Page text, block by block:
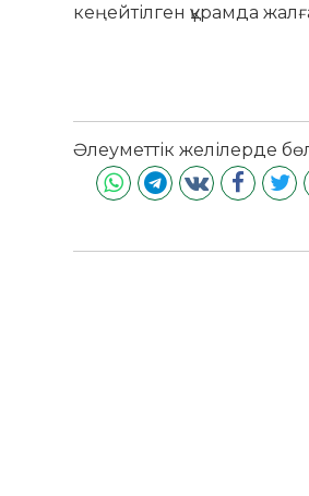
кеңейтілген құрамда
Әлеуметтік желілерде